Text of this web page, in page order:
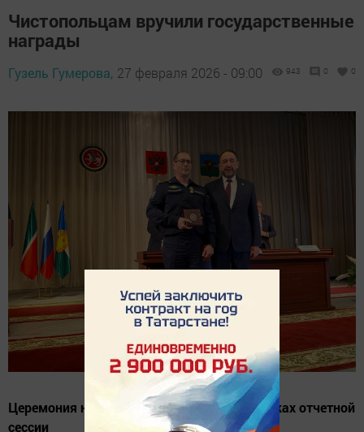
Чистопольцам вручили государственные
награды
Гузель Гумерова, 27 февраля 2026 - 09:00 943 0 0
Церемония награждения состоялась в рамках отчетной
сессии